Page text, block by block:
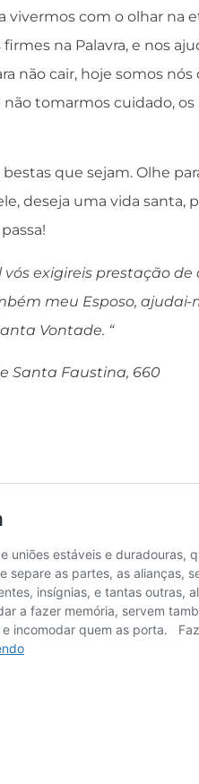
vivermos com o olhar na
na Palavra, e nos
não cair, hoje somos
não tomarmos cuidado,
que sejam. Olhe
deseja uma vida santa,
vós exigireis prestação
meu Esposo, ajudai-
Vontade. “
Santa Faustina, 660